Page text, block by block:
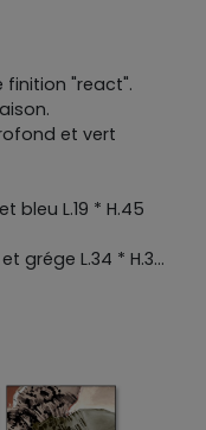
finition "react".
et vert
bleu L.19 * H.45
grége L.34 * H.35